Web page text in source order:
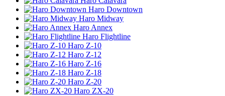
Haro Downtown
Haro Midway
Haro Annex
Haro Flightline
Haro Z-10
Haro Z-12
Haro Z-16
Haro Z-18
Haro Z-20
Haro ZX-20